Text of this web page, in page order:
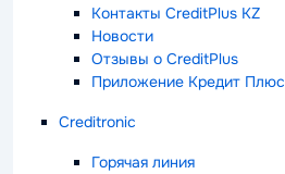
Контакты CreditPlus KZ
Новости
Отзывы о CreditPlus
Приложение Кредит Плюс
Creditronic
Горячая линия